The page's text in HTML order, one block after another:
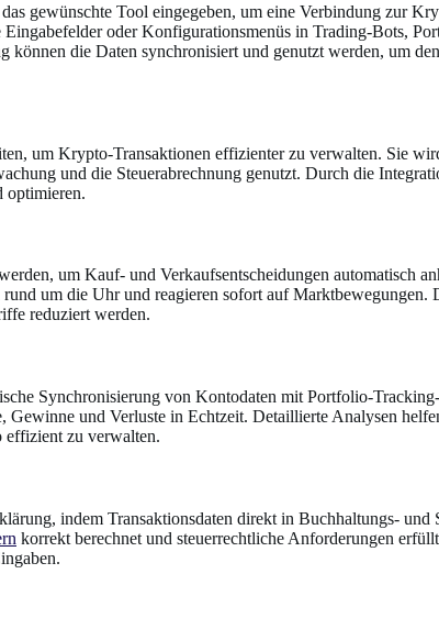
gewünschte Tool eingegeben, um eine Verbindung zur
oder Konfigurationsmenüs in Trading-Bots,
können die Daten synchronisiert und genutzt werden, um
um Krypto-Transaktionen effizienter zu verwalten. Sie
und die Steuerabrechnung genutzt. Durch die
optimieren.
um Kauf- und Verkaufsentscheidungen automatisch
um die Uhr und reagieren sofort auf Marktbewegungen.
reduziert werden.
Synchronisierung von Kontodaten mit Portfolio-
Gewinne und Verluste in Echtzeit. Detaillierte Analysen
effizient zu verwalten.
indem Transaktionsdaten direkt in Buchhaltungs- und
korrekt berechnet und steuerrechtliche Anforderungen